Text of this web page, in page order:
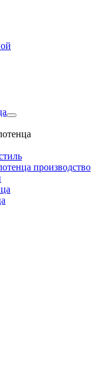
производство